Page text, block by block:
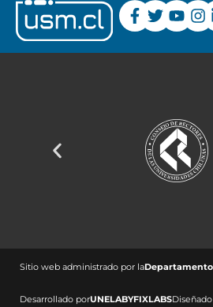
Sitio web administrado por la
Desarrollado porUNELABYFIXLABS